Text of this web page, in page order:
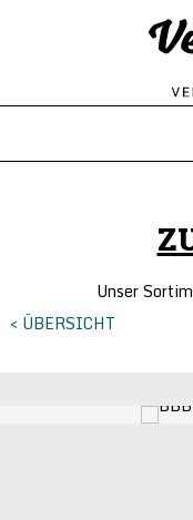
Unser
< ÜBERSICHT